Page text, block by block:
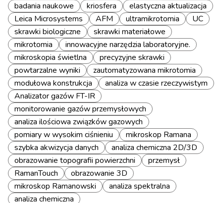
badania naukowe
kriosfera
elastyczna aktualizacja
Leica Microsystems
AFM ultramikrotomia
UC
skrawki biologiczne
skrawki materiałowe
mikrotomia
innowacyjne narzędzia laboratoryjne.
mikroskopia świetlna
precyzyjne skrawki
powtarzalne wyniki
zautomatyzowana mikrotomia
modułowa konstrukcja
analiza w czasie rzeczywistym
Analizator gazów FT-IR
monitorowanie gazów przemysłowych
analiza ilościowa związków gazowych
pomiary w wysokim ciśnieniu
mikroskop Ramana
szybka akwizycja danych
analiza chemiczna 2D/3D
obrazowanie topografii powierzchni
przemysł
RamanTouch
obrazowanie 3D
mikroskop Ramanowski
analiza spektralna
analiza chemiczna